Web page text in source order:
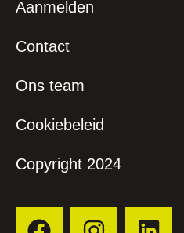
Aanmelden
Contact
Ons team
Cookiebeleid
Copyright 2024